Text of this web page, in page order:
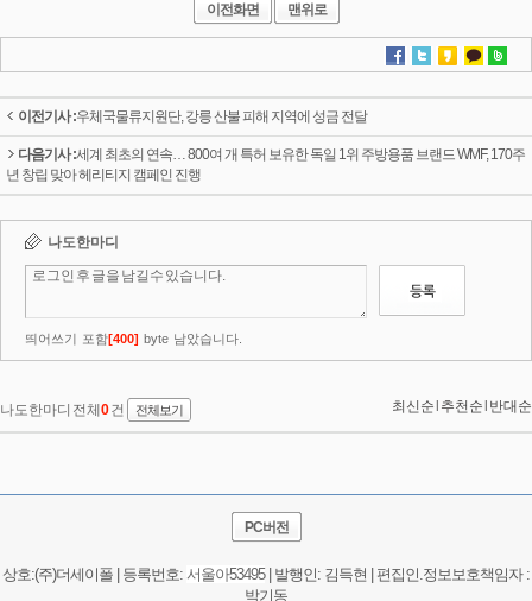
이전화면 맨위로
이전기사 :우체국물류지원단, 강릉 산불 피해 지역에 성금 전달
다음기사 :세계 최초의 연속… 800여 개 특허 보유한 독일 1위 주방용품 브랜드 WMF, 170주
년 창립 맞아 헤리티지 캠페인 진행
PC버전
상호:(주)더세이폴 | 등록번호: 서울아53495| 발행인: 김득현 | 편집인.정보보호책임자 :
박기동